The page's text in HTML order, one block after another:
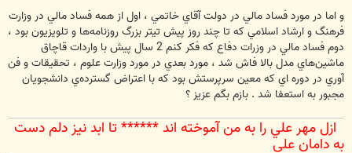
و اما در مورد فساد مالي در دولت آقاي خاتمي ، اول از همه فساد مالي در وزارت
فرهنگ و ارشاد اسلامي كه تا چند روز پيش تيتر بزرگ روزنامه‌ها و تلويزيون بود ،
دوم فساد مالي در وزرات دفاع كه فكر كنم 2 سال پيش با واردات قاچاق
ماشين‌هاي مدل بالا فاش شد ، مورد بعدي در مورد وزارت علوم ، تحقيقات و فن
آوري در دوره اي كه معين سرپرستش بود كه با اعتراض گسترده‌ي دانشجويان
مجبور به استعفا شد . بازم بگم عزيز ؟
ازل مهر علي را به من آموخته اند ****** تا ابد نيز دلم دست
به دامان علي‌